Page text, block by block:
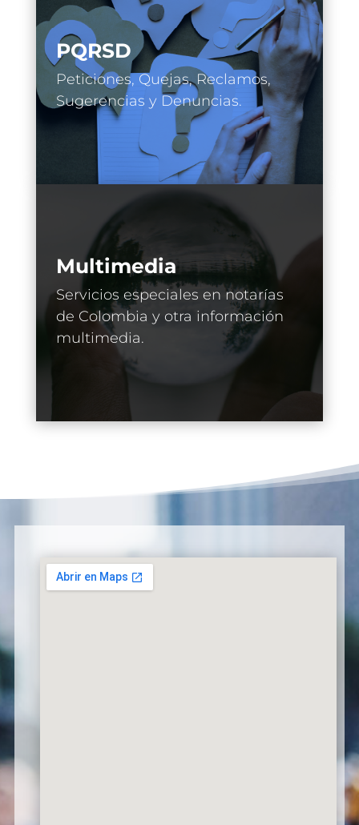
PQRSD
Peticiones, Quejas, Reclamos,
Sugerencias y Denuncias.
Multimedia
Servicios especiales en notarías
de Colombia y otra información
multimedia.